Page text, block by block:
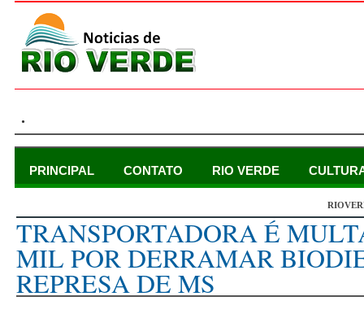
.
PRINCIPAL CONTATO RIO VERDE
TRANSPORTADORA É
MIL POR DERRAMAR
REPRESA DE MS